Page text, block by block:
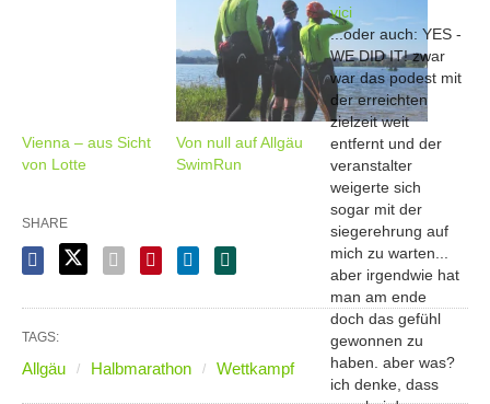
Vienna – aus Sicht
von Lotte
Von null auf Allgäu
SwimRun
vici
...oder auch: YES -
WE DID IT! zwar
war das podest mit
der erreichten
zielzeit weit
entfernt und der
veranstalter
weigerte sich
sogar mit der
siegerehrung auf
mich zu warten...
aber irgendwie hat
man am ende
doch das gefühl
gewonnen zu
haben. aber was?
ich denke, dass
SHARE
TAGS:
Allgäu Halbmarathon Wettkampf